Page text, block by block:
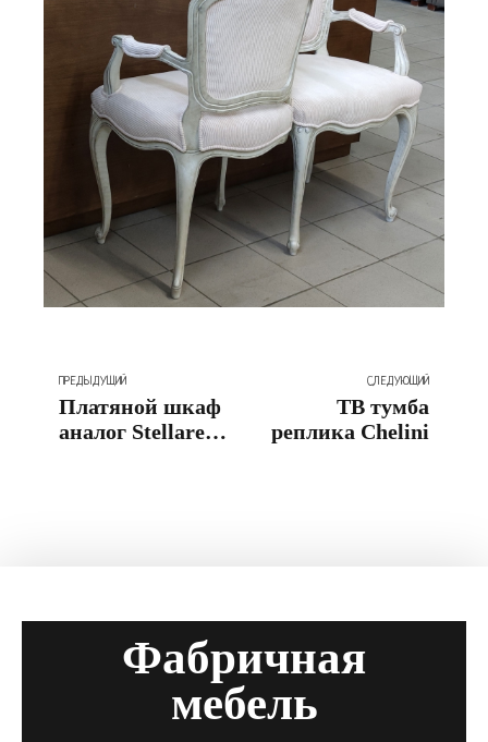
ПРЕДЫДУЩИЙ
Платяной шкаф
аналог Stellare
СЛЕДУЮЩИЙ
ТВ тумба
реплика Chelini
Фабричная
мебель